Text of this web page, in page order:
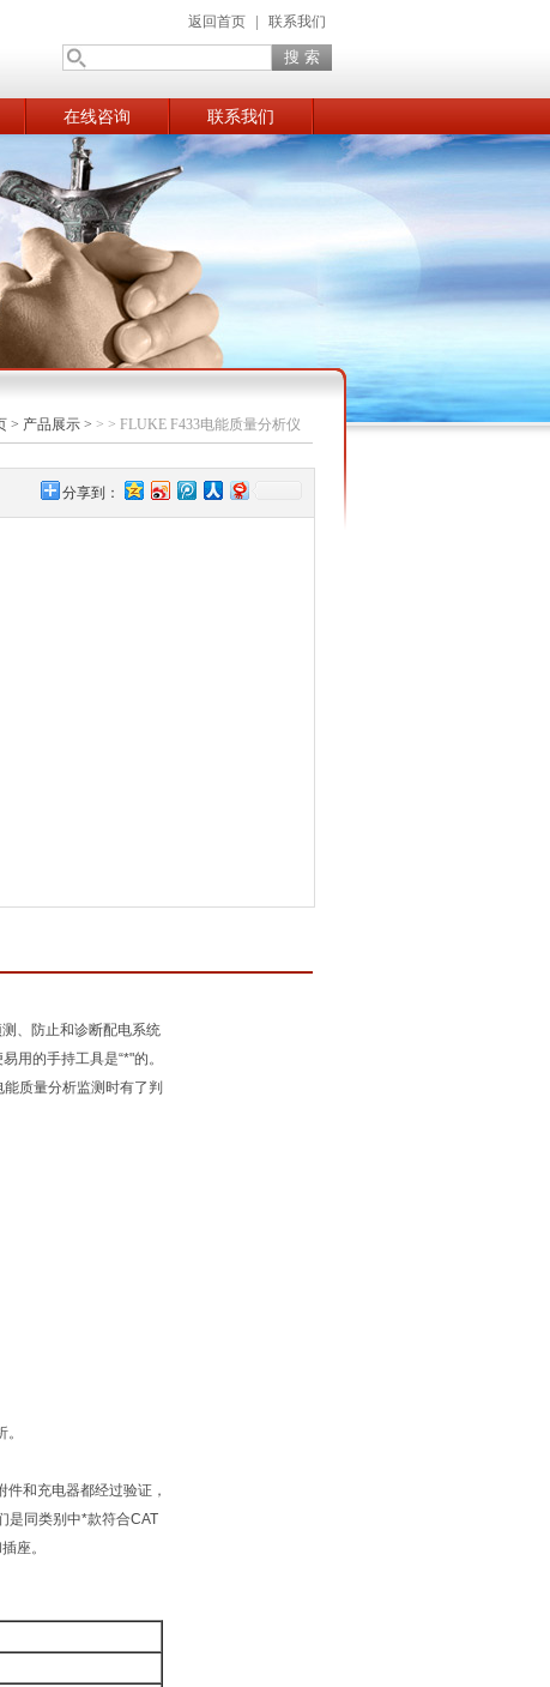
返回首页 联系我们
在线咨询 联系我们
> 产品展示 > > > FLUKE F433电能质量分析仪
分享到：
、防止和诊断配电系统
用的手持工具是“*"的。
质量分析监测时有了判
和充电器都经过验证，
是同类别中*款符合CAT
座。